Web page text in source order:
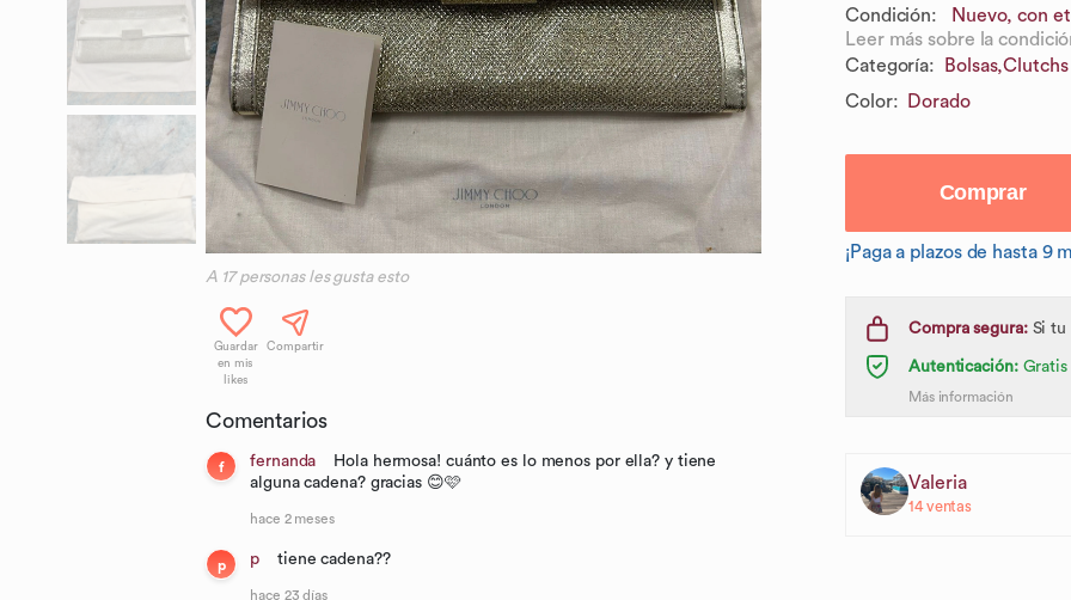
A 17personas les gusta esto
Guardar
en mis
likes
Compartir
Comentarios
f fernanda
Hola hermosa! cuánto es lo menos por ella? y tiene
alguna cadena? gracias 😊🩷
hace 2 meses
p p tiene cadena??
hace 23 días
Condición:
Nuevo, con
Leer más sobre la
Categoría: Bolsas,Clutchs
Color: Dorado
Comprar
¡Paga a plazos de hasta 9
Compra segura:Si tu
Autenticación:Gratis
Más información
Valeria
14ventas